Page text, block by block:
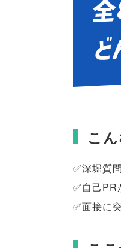
こ
✅深堀質
✅自己PR
✅面接に